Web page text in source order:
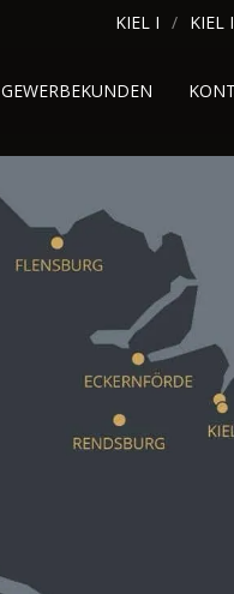
KIEL I KIEL
GEWERBEKUNDEN